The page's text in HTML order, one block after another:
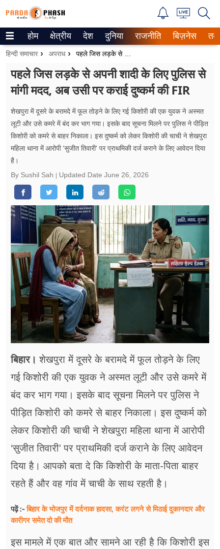
Trending on Google News
ePaper
वेब स्टोरीज
उत्तर प्रदेश
गैलरी
वीडियो
रिलेशनशिप
जीवन मंत्रा
फूड
सेहत
ब्‍यूटी
जॉब्स
शिक्षा
अन्य खबरें
होम क्षेत्रीय देश दुनिया राजनीति बिज़नेस
हिन्दी समाचार अपराध
पहले जिस लड़के से अपनी शादी के लिए पुलिस से
मांगी मदद, अब उसी पर कराई दुष्कर्म की FIR
शेखपुरा में दूसरे के बरामदे में फूल तोड़ने के लिए गई किशोरी की एक युवक ने अस्मत
लूटी और उसे कमरे में बंद कर भाग गया। इसके बाद सूचना मिलने पर पुलिस ने पीड़ित
किशोरी को कमरे से बाहर निकाला। इस दुष्कर्म को लेकर किशोरी की चाची ने शेखपुरा
महिला थाना में आरोपी 'सुजीत तिवारी' पर प्राथमिकी दर्ज कराने के लिए आवेदन दिया
है।
By Sushil Sah
Updated Date June 26, 2026
बिहार। शेखपुरा में दूसरे के बरामदे में फूल तोड़ने के लिए
गई किशोरी की एक युवक ने अस्मत लूटी और उसे कमरे में
बंद कर भाग गया। इसके बाद सूचना मिलने पर पुलिस ने
पीड़ित किशोरी को कमरे से बाहर निकाला। इस दुष्कर्म को
लेकर किशोरी की चाची ने शेखपुरा महिला थाना में आरोपी
‘सुजीत तिवारी’ पर प्राथमिकी दर्ज कराने के लिए आवेदन
दिया है। आपको बता दे कि किशोरी के माता-पिता बाहर
रहते हैं और वह गांव में चाची के साथ रहती है।
पढ़ें :-बिहार के भोजपुर में दर्दनाक हादसा, करंट लगने से मिठाई दुकानदार और
कारीगर समेत दो की मौत
इस मामले में एक बात और सामने आ रही है कि किशोरी इस